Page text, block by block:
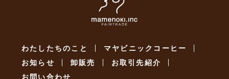
わたしたちのこと
マヤビニックコーヒー
お知らせ
卸販売
お取引先紹介
お問い合わせ